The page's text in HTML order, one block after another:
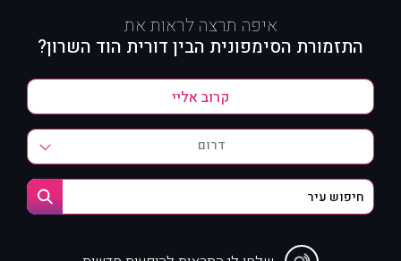
איפה תרצה לראות את
התזמורת הסימפונית הבין דורית הוד השרון?
דרום